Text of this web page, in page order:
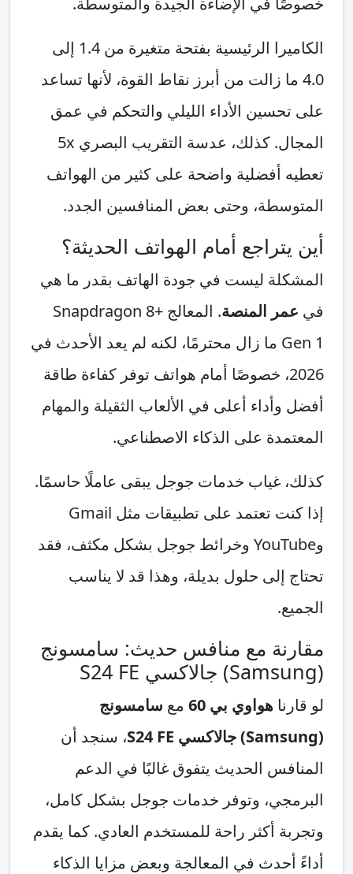
الكاميرا الرئيسية بفتحة متغيرة من 1.4 إلى
4.0 ما زالت من أبرز نقاط القوة، لأنها تساعد
على تحسين الأداء الليلي والتحكم في عمق
المجال. كذلك، عدسة التقريب البصري 5x
تعطيه أفضلية واضحة على كثير من الهواتف
المتوسطة، وحتى بعض المنافسين الجدد.
أين يتراجع أمام الهواتف الحديثة؟
المشكلة ليست في جودة الهاتف بقدر ما هي
في عمر المنصة
. المعالج Snapdragon 8+
Gen 1 ما زال محترمًا، لكنه لم يعد الأحدث في
2026، خصوصًا أمام هواتف توفر كفاءة طاقة
أفضل وأداء أعلى في الألعاب الثقيلة والمهام
المعتمدة على الذكاء الاصطناعي.
كذلك، غياب خدمات جوجل يبقى عاملًا حاسمًا.
إذا كنت تعتمد على تطبيقات مثل Gmail
وYouTube وخرائط جوجل بشكل مكثف، فقد
تحتاج إلى حلول بديلة، وهذا قد لا يناسب
الجميع.
مقارنة مع منافس حديث: سامسونج
(Samsung) جالاكسي S24 FE
لو قارنا هواوي بي 60 مع سامسونج
(Samsung) جالاكسي S24 FE
، سنجد أن
المنافس الحديث يتفوق غالبًا في الدعم
البرمجي، وتوفر خدمات جوجل بشكل كامل،
وتجربة أكثر راحة للمستخدم العادي. كما يقدم
أداءً أحدث في المعالجة وبعض مزايا الذكاء